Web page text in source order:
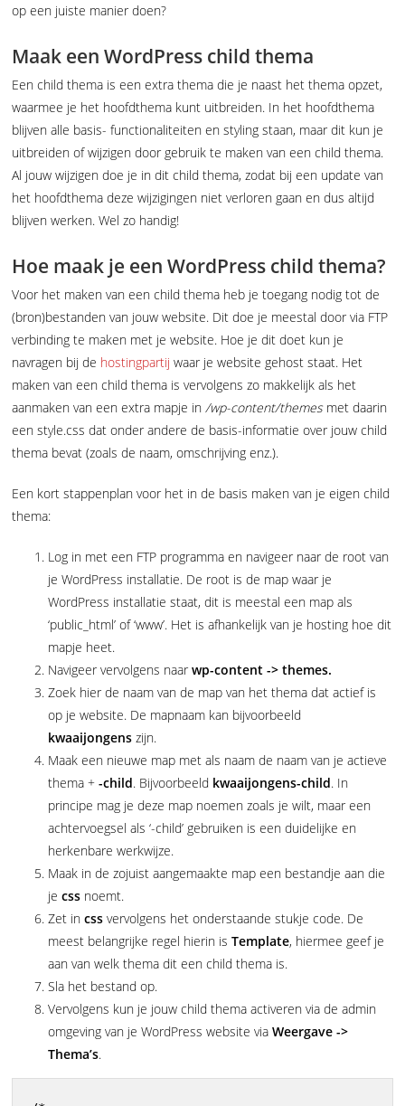
op een juiste manier doen?
Maak een WordPress child thema
Een child thema is een extra thema die je naast het thema opzet,
waarmee je het hoofdthema kunt uitbreiden. In het hoofdthema
blijven alle basis- functionaliteiten en styling staan, maar dit kun je
uitbreiden of wijzigen door gebruik te maken van een child thema.
Al jouw wijzigen doe je in dit child thema, zodat bij een update van
het hoofdthema deze wijzigingen niet verloren gaan en dus altijd
blijven werken. Wel zo handig!
Hoe maak je een WordPress child thema?
Voor het maken van een child thema heb je toegang nodig tot de
(bron)bestanden van jouw website. Dit doe je meestal door via FTP
verbinding te maken met je website. Hoe je dit doet kun je
navragen bij de hostingpartij waar je website gehost staat. Het
maken van een child thema is vervolgens zo makkelijk als het
aanmaken van een extra mapje in/wp-content/themesmet daarin
een style.css dat onder andere de basis-informatie over jouw child
thema bevat (zoals de naam, omschrijving enz.).
Een kort stappenplan voor het in de basis maken van je eigen child
thema:
Log in met een FTP programma en navigeer naar de root van
je WordPress installatie. De root is de map waar je
WordPress installatie staat, dit is meestal een map als
‘public_html’ of ‘www’. Het is afhankelijk van je hosting hoe dit
mapje heet.
Navigeer vervolgens naarwp-content -> themes.
Zoek hier de naam van de map van het thema dat actief is
op je website. De mapnaam kan bijvoorbeeld
kwaaijongenszijn.
Maak een nieuwe map met als naam de naam van je actieve
thema +-child. Bijvoorbeeld kwaaijongens-child. In
principe mag je deze map noemen zoals je wilt, maar een
achtervoegsel als ‘-child’ gebruiken is een duidelijke en
herkenbare werkwijze.
Maak in de zojuist aangemaakte map een bestandje aan die
jecss noemt.
Zet incss vervolgens het onderstaande stukje code. De
meest belangrijke regel hierin isTemplate, hiermee geef je
aan van welk thema dit een child thema is.
Sla het bestand op.
Vervolgens kun je jouw child thema activeren via de admin
omgeving van je WordPress website viaWeergave ->
Thema’s.